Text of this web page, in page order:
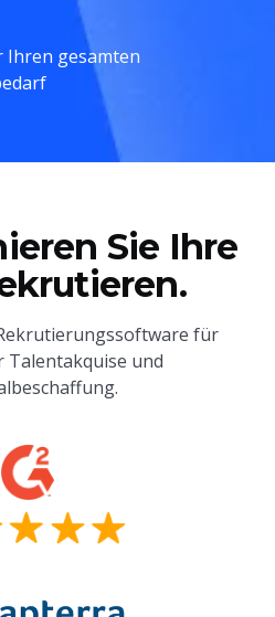
gesamten
Sie Ihre
für
Talentakquise und